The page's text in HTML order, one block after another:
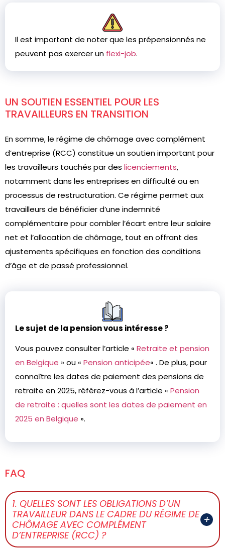
Il est important de noter que les prépensionnés ne
peuvent pas exercer un flexi-job.
UN SOUTIEN ESSENTIEL POUR LES
TRAVAILLEURS EN TRANSITION
En somme, le régime de chômage avec complément
d’entreprise (RCC) constitue un soutien important pour
les travailleurs touchés par des licenciements,
notamment dans les entreprises en difficulté ou en
processus de restructuration. Ce régime permet aux
travailleurs de bénéficier d’une indemnité
complémentaire pour combler l’écart entre leur salaire
net et l’allocation de chômage, tout en offrant des
ajustements spécifiques en fonction des conditions
d’âge et de passé professionnel.
Le sujet de la pension vous intéresse ?
Vous pouvez consulter l’article « Retraite et pension
en Belgique » ou « Pension anticipée« . De plus, pour
connaître les dates de paiement des pensions de
retraite en 2025, référez-vous à l’article « Pension
de retraite : quelles sont les dates de paiement en
2025 en Belgique ».
FAQ
1. QUELLES SONT LES OBLIGATIONS D’UN
TRAVAILLEUR DANS LE CADRE DU RÉGIME DE
CHÔMAGE AVEC COMPLÉMENT
D’ENTREPRISE (RCC) ?